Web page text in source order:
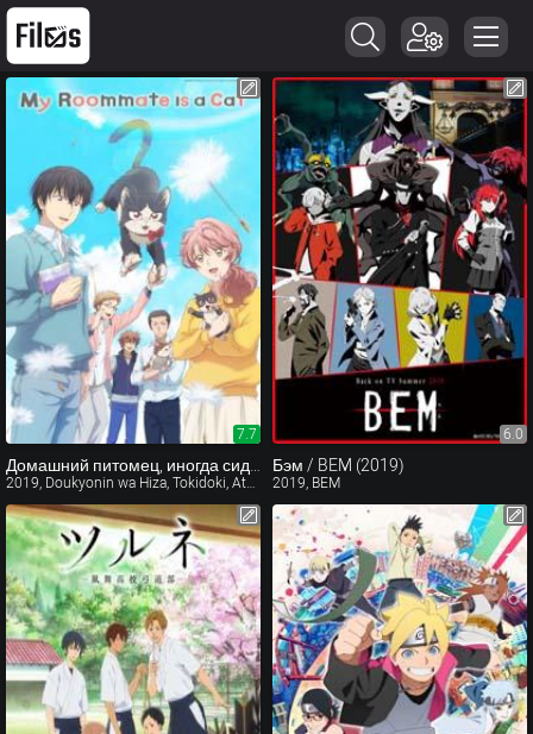
7.7
2019, Doukyonin wa Hiza, Tokidoki, Atama no Ue.
6.0
Бэм / BEM (2019)
2019, BEM